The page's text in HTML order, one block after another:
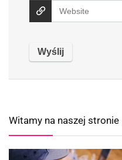
Witamy na naszej stronie